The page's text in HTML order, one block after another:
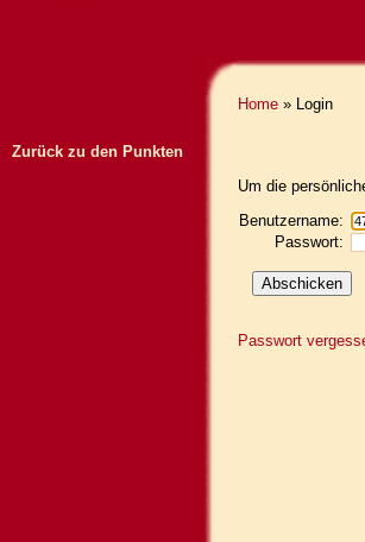
Zurück zu den Punkten
Home » Login
Um die
Benutzername:
Passwort:
Passwort